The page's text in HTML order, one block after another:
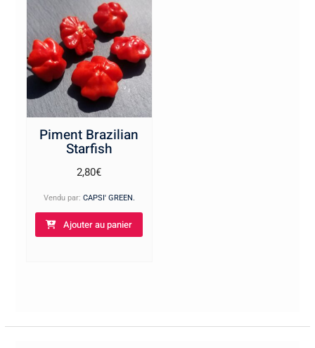
Piment Brazilian
Starfish
2,80€
Vendu par: CAPSI' GREEN.
Ajouter au panier